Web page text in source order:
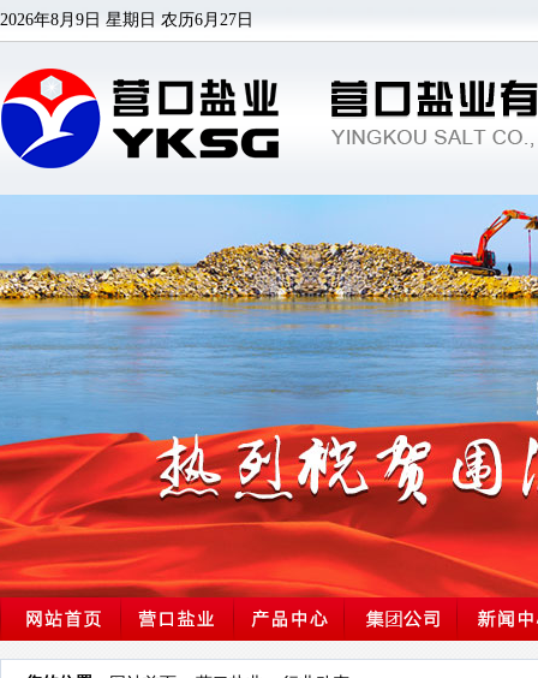
2026年8月9日 星期日 农历6月27日